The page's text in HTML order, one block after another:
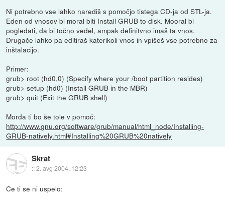
Ni potrebno vse lahko narediš s pomočjo tistega CD-ja od STL-ja.
Eden od vnosov bi moral biti Install GRUB to disk. Mooral bi
pogledati, da bi točno vedel, ampak definitvno imaš ta vnos.
Drugače lahko pa editiraš katerikoli vnos in vpišeš vse potrebno za
inštalacijo.
Primer:
grub> root (hd0,0) (Specify where your /boot partition resides)
grub> setup (hd0) (Install GRUB in the MBR)
grub> quit (Exit the GRUB shell)
Morda ti bo še tole v pomoč:
http://www.gnu.org/software/grub/manual/html_node/Installing-
GRUB-natively.html#Installing%20GRUB%20natively
Skrat
::2. avg 2004, 12:23
Ce ti se ni uspelo: